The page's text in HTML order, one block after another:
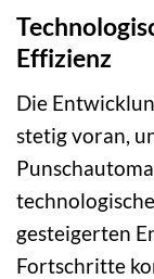
Effizienz
Die
stetig voran,
gesteigerten
Fortschritte